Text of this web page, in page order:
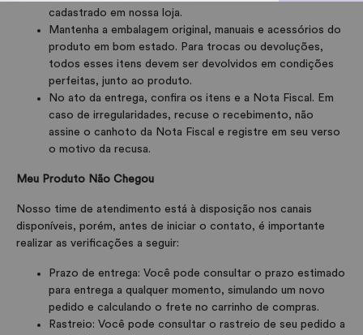
cadastrado em nossa loja.
Mantenha a embalagem original, manuais e acessórios do
produto em bom estado. Para trocas ou devoluções,
todos esses itens devem ser devolvidos em condições
perfeitas, junto ao produto.
No ato da entrega, confira os itens e a Nota Fiscal. Em
caso de irregularidades, recuse o recebimento, não
assine o canhoto da Nota Fiscal e registre em seu verso
o motivo da recusa.
Meu Produto Não Chegou
Nosso time de atendimento está à disposição nos canais
disponíveis, porém, antes de iniciar o contato, é importante
realizar as verificações a seguir:
Prazo de entrega: Você pode consultar o prazo estimado
para entrega a qualquer momento, simulando um novo
pedido e calculando o frete no carrinho de compras.
R astreio: Você pode consultar o rastreio de seu pedido a